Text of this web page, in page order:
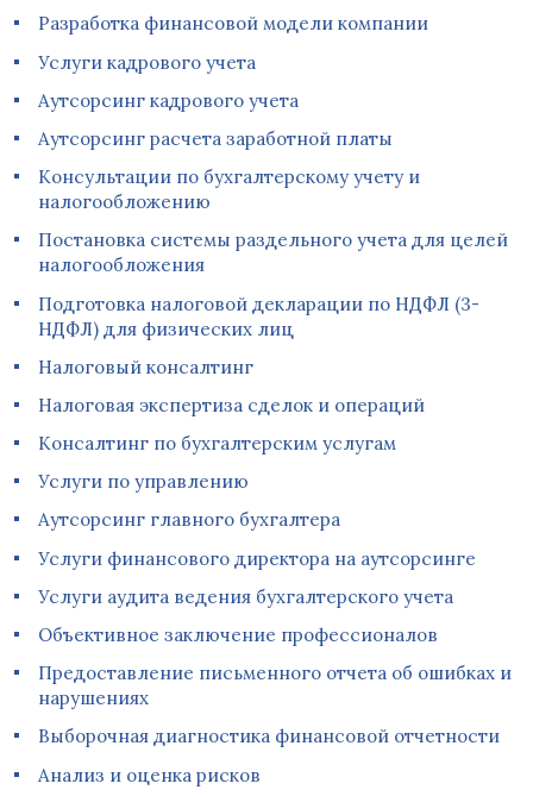
Разработка финансовой модели компании
Услуги кадрового учета
Аутсорсинг кадрового учета
Аутсорсинг расчета заработной платы
Консультации по бухгалтерскому учету и
налогообложению
Постановка системы раздельного учета для целей
налогообложения
Подготовка налоговой декларации по НДФЛ (3-
НДФЛ) для физических лиц
Налоговый консалтинг
Налоговая экспертиза сделок и операций
Консалтинг по бухгалтерским услугам
Услуги по управлению
Аутсорсинг главного бухгалтера
Услуги финансового директора на аутсорсинге
Услуги аудита ведения бухгалтерского учета
Объективное заключение профессионалов
Предоставление письменного отчета об ошибках и
нарушениях
Выборочная диагностика финансовой отчетности
Анализ и оценка рисков